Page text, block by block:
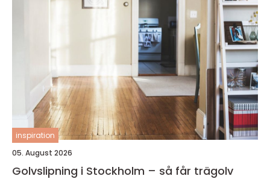
inspiration
05. August 2026
Golvslipning i Stockholm – så får trägolv